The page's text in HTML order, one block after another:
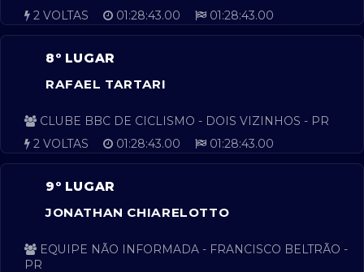
2 VOLTAS
01:28:43.00 01:28:43.00
8º LUGAR
RAFAEL TARTARI
CLUBE BBC DE CICLISMO - DOIS VIZINHOS - PR
2 VOLTAS
01:28:43.00 01:28:43.00
9º LUGAR
JONATHAN CHIARELOTTO
EQUIPE NÃO INFORMADA - FRANCISCO BELTRÃO -
PR